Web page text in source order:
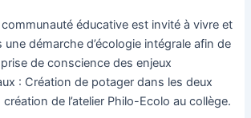
communauté éducative est invité à vivre et
une démarche d’écologie intégrale afin de
de conscience des enjeux
: Création de potager dans les deux
de l’atelier Philo-Ecolo au collège.